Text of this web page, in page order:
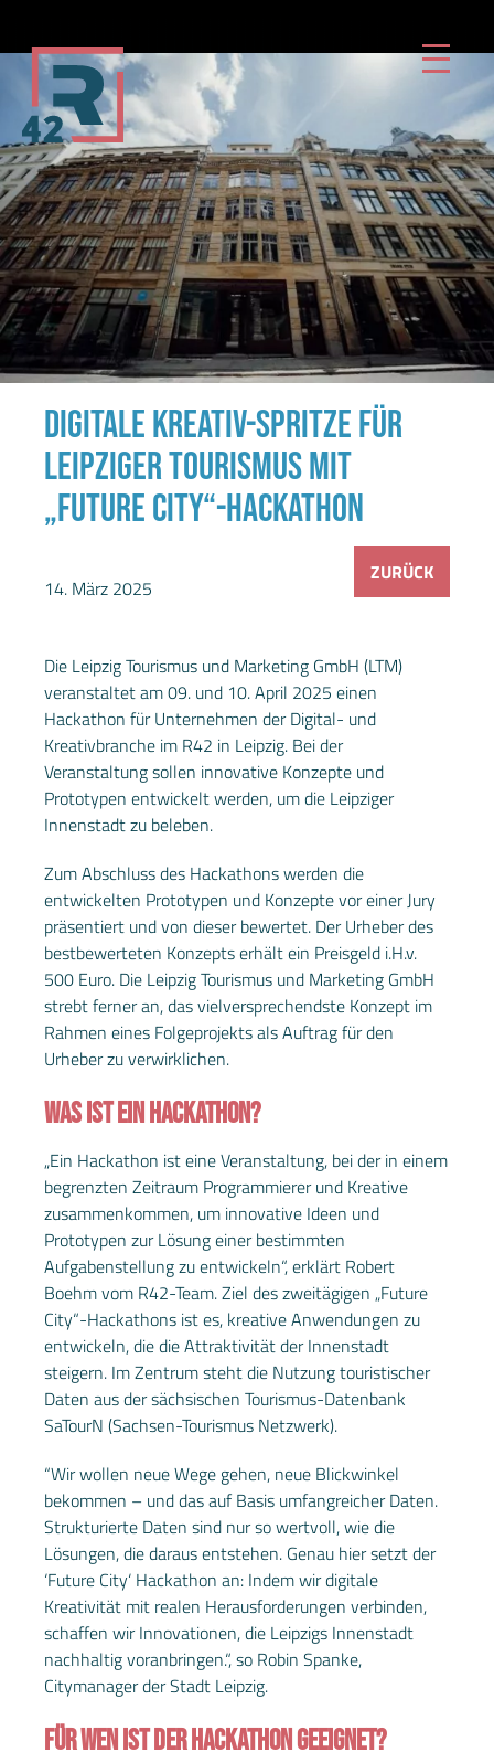
springen
DIGITALE KREATIV-SPRITZE FÜR
LEIPZIGER TOURISMUS MIT
„FUTURE CITY“-HACKATHON
14. März 2025
ZURÜCK
Die Leipzig Tourismus und Marketing GmbH (LTM)
veranstaltet am 09. und 10. April 2025 einen
Hackathon für Unternehmen der Digital- und
Kreativbranche im R42 in Leipzig. Bei der
Veranstaltung sollen innovative Konzepte und
Prototypen entwickelt werden, um die Leipziger
Innenstadt zu beleben.
Zum Abschluss des Hackathons werden die
entwickelten Prototypen und Konzepte vor einer Jury
präsentiert und von dieser bewertet. Der Urheber des
bestbewerteten Konzepts erhält ein Preisgeld i.H.v.
500 Euro. Die Leipzig Tourismus und Marketing GmbH
strebt ferner an, das vielversprechendste Konzept im
Rahmen eines Folgeprojekts als Auftrag für den
Urheber zu verwirklichen.
WAS IST EIN HACKATHON?
„Ein Hackathon ist eine Veranstaltung, bei der in einem
begrenzten Zeitraum Programmierer und Kreative
zusammenkommen, um innovative Ideen und
Prototypen zur Lösung einer bestimmten
Aufgabenstellung zu entwickeln“, erklärt Robert
Boehm vom R42-Team. Ziel des zweitägigen „Future
City“-Hackathons ist es, kreative Anwendungen zu
entwickeln, die die Attraktivität der Innenstadt
steigern. Im Zentrum steht die Nutzung touristischer
Daten aus der sächsischen Tourismus-Datenbank
SaTourN (Sachsen-Tourismus Netzwerk).
“Wir wollen neue Wege gehen, neue Blickwinkel
bekommen – und das auf Basis umfangreicher Daten.
Strukturierte Daten sind nur so wertvoll, wie die
Lösungen, die daraus entstehen. Genau hier setzt der
‘Future City‘ Hackathon an: Indem wir digitale
Kreativität mit realen Herausforderungen verbinden,
schaffen wir Innovationen, die Leipzigs Innenstadt
nachhaltig voranbringen.“, so Robin Spanke,
Citymanager der Stadt Leipzig.
FÜR WEN IST DER HACKATHON GEEIGNET?